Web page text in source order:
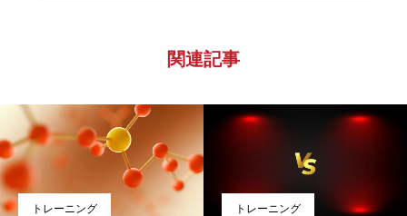
関連記事
トレーニング トレーニング